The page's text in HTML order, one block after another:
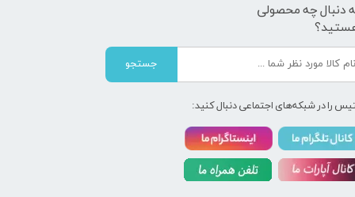
دنبال چه محصولی
جستجو
را در شبکه‌های اجتماعی دنبال کنید: